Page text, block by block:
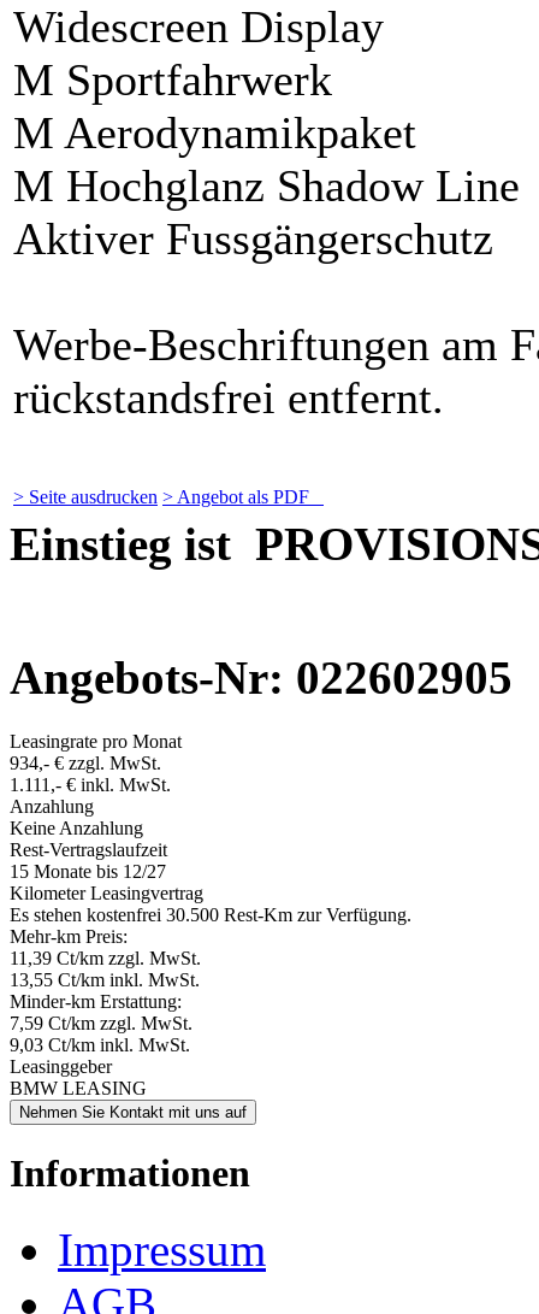
Widescreen Display
M Sportfahrwerk
M Aerodynamikpaket
M Hochglanz Shadow Line
Aktiver Fussgängerschutz
Werbe-Beschriftungen am
rückstandsfrei entfernt.
> Seite ausdrucken > Angebot als PDF
Einstieg ist
Angebots-Nr: 022602905
Leasingrate pro Monat
934,- € zzgl. MwSt.
1.111,- € inkl. MwSt.
Anzahlung
Keine Anzahlung
Rest-Vertragslaufzeit
15 Monate bis 12/27
Kilometer Leasingvertrag
Es stehen kostenfrei 30.500 Rest-Km zur Verfügung.
Mehr-km Preis:
11,39 Ct/km zzgl. MwSt.
13,55 Ct/km inkl. MwSt.
Minder-km Erstattung:
7,59 Ct/km zzgl. MwSt.
9,03 Ct/km inkl. MwSt.
Leasinggeber
BMW LEASING
Nehmen Sie Kontakt mit uns auf
Informationen
Impressum
AGB